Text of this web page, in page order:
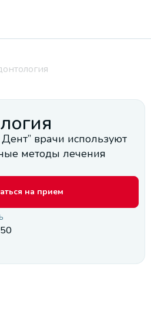
врачи используют
методы лечения
на прием